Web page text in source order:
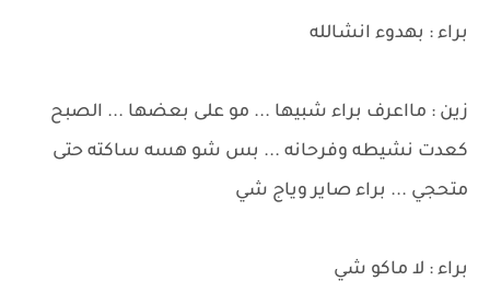
براء : بهدوء انشالله
زين : مااعرف براء شبيها ... مو على بعضها ... الصبح
كعدت نشيطه وفرحانه ... بس شو هسه ساكته حتى
متحجي ... براء صاير وياج شي
براء : لا ماكو شي